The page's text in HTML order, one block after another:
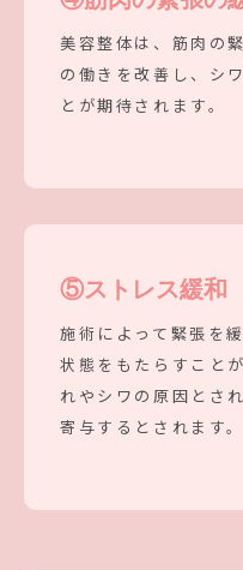
美容整体は、筋肉の
の働きを改善し、シ
とが期待されます。
⑤ストレス緩和
施術によって緊張を
状態をもたらすこと
れやシワの原因とさ
寄与するとされます。